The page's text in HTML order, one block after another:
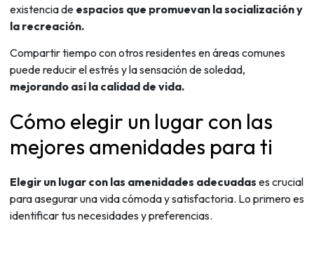
existencia de espacios que promuevan la socialización y
la recreación.
Compartir tiempo con otros residentes en áreas comunes
puede reducir el estrés y la sensación de soledad,
mejorando así la calidad de vida.
Cómo elegir un lugar con las
mejores amenidades para ti
Elegir un lugar con las amenidades adecuadas es crucial
para asegurar una vida cómoda y satisfactoria. Lo primero es
identificar tus necesidades y preferencias.